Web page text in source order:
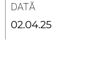
DATĂ
02.04.25